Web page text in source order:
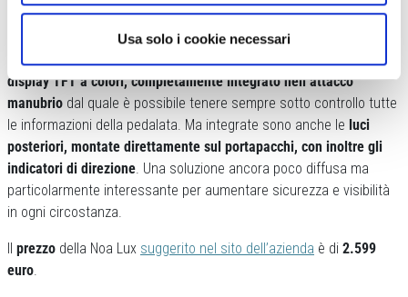
Usa solo i cookie necessari
La Noa Lux è però molto ben equipaggiata anche dal punto di vista
dell’integrazione della tecnologia. Un ottimo esempio a riguardo è il
display TFT a colori, completamente integrato nell’attacco
manubrio dal quale è possibile tenere sempre sotto controllo tutte
le informazioni della pedalata. Ma integrate sono anche le luci
posteriori, montate direttamente sul portapacchi, con inoltre gli
indicatori di direzione. Una soluzione ancora poco diffusa ma
particolarmente interessante per aumentare sicurezza e visibilità
in ogni circostanza.
prezzo della Noa Lux suggerito nel sito dell’azienda è di 2.599
euro.